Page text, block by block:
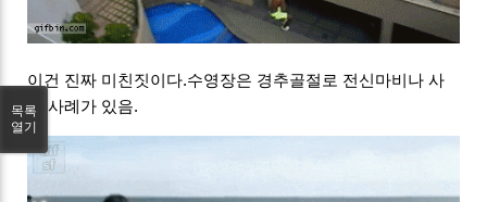
이건 진짜 미친짓이다.수영장은 경추골절로 전신마비나 사
망 사례가 있음.
목록
열기